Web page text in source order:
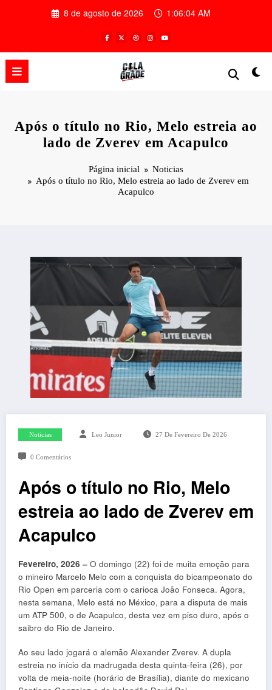
8 de agosto de 2026 1:06:05 AM
Após o título no Rio, Melo estreia ao
lado de Zverev em Acapulco
Página inicial
Noticias
Após o título no Rio, Melo estreia ao lado de Zverev em
Acapulco
Noticias Leo Junior 27 De Fevereiro De 2026
0 Comentários
Após o título no Rio, Melo
estreia ao lado de Zverev em
Acapulco
Fevereiro, 2026 – O domingo (22) foi de muita emoção para
o mineiro Marcelo Melo com a conquista do bicampeonato do
Rio Open em parceria com o carioca João Fonseca. Agora,
nesta semana, Melo está no México, para a disputa de mais
um ATP 500, o de Acapulco, desta vez em piso duro, após o
saibro do Rio de Janeiro.
Ao seu lado jogará o alemão Alexander Zverev. A dupla
estreia no início da madrugada desta quinta-feira (26), por
volta de meia-noite (horário de Brasília), diante do mexicano